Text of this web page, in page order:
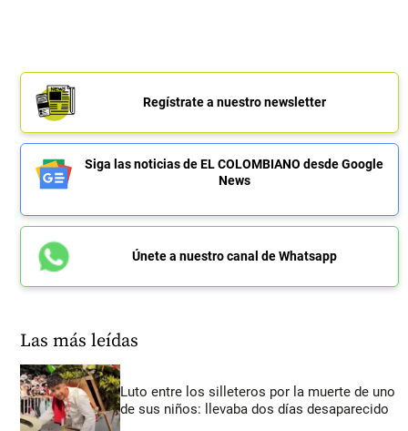
Regístrate a nuestro newsletter
Siga las noticias de EL COLOMBIANO desde Google
News
Únete a nuestro canal de Whatsapp
Las más leídas
Luto entre los silleteros por la muerte de uno
de sus niños: llevaba dos días desaparecido